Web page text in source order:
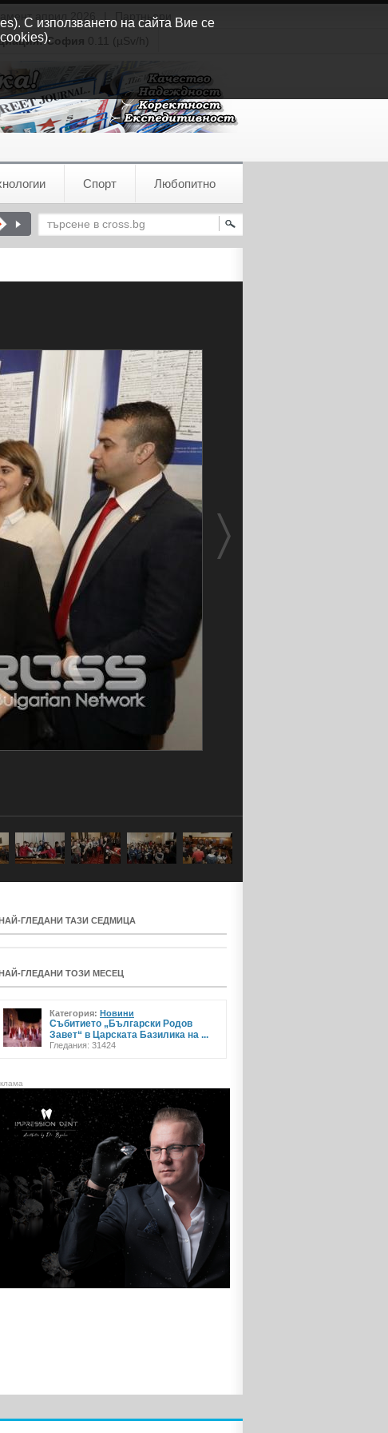
април 2026
Партньори
София 0.11 (µSv/h)
Спорт Любопитно
ГЛЕДАНИ ТАЗИ СЕДМИЦА
ГЛЕДАНИ ТОЗИ МЕСЕЦ
Категория: Новини
Събитието „Български Родов
Завет“ в Царската Базилика на ...
Гледания: 31424
С използването на сайта Вие се